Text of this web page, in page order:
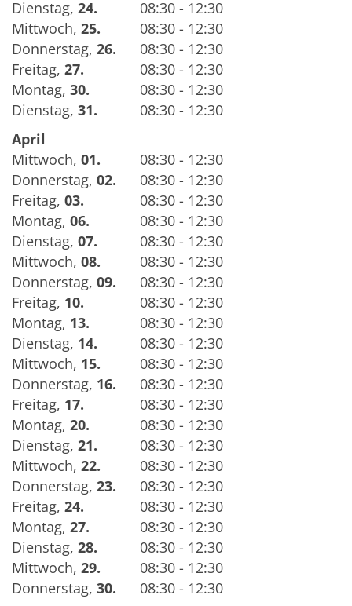
Dienstag, 24.
08:30 - 12:30
Mittwoch, 25.
08:30 - 12:30
Donnerstag, 26.
08:30 - 12:30
Freitag, 27.
08:30 - 12:30
Montag, 30.
08:30 - 12:30
Dienstag, 31.
08:30 - 12:30
April
Mittwoch, 01.
08:30 - 12:30
Donnerstag, 02.
08:30 - 12:30
Freitag, 03.
08:30 - 12:30
Montag, 06.
08:30 - 12:30
Dienstag, 07.
08:30 - 12:30
Mittwoch, 08.
08:30 - 12:30
Donnerstag, 09.
08:30 - 12:30
Freitag, 10.
08:30 - 12:30
Montag, 13.
08:30 - 12:30
Dienstag, 14.
08:30 - 12:30
Mittwoch, 15.
08:30 - 12:30
Donnerstag, 16.
08:30 - 12:30
Freitag, 17.
08:30 - 12:30
Montag, 20.
08:30 - 12:30
Dienstag, 21.
08:30 - 12:30
Mittwoch, 22.
08:30 - 12:30
Donnerstag, 23.
08:30 - 12:30
Freitag, 24.
08:30 - 12:30
Montag, 27.
08:30 - 12:30
Dienstag, 28.
08:30 - 12:30
Mittwoch, 29.
08:30 - 12:30
Donnerstag, 30.
08:30 - 12:30